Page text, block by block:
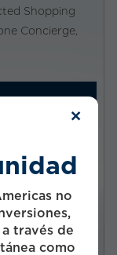
×
no
través de
como
Shopping
Concierge,